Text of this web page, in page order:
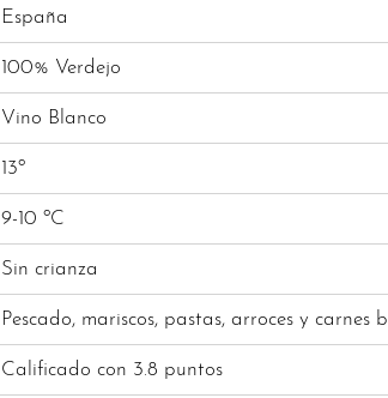
España
100% Verdejo
Vino Blanco
13º
9-10 ºC
Sin crianza
Pescado, mariscos, pastas, arroces y carnes
Calificado con 3.8 puntos